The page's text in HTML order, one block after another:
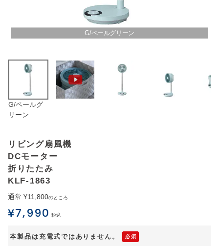
ブログ
ログイン
G/ペールグリーン
G/ペールグ
リーン
リビング扇風機
DCモーター
折りたたみ
KLF-1863
通常 ¥11,800のところ
¥7,990 税込
本製品は充電式ではありません。